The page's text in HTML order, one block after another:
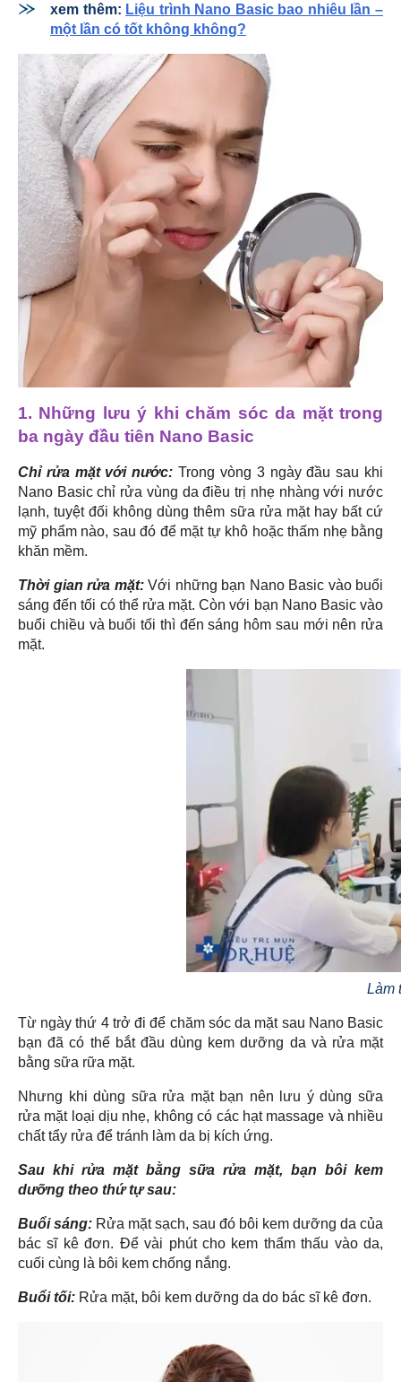
xem thêm: Liệu trình Nano Basic bao nhiêu lần –
một lần có tốt không không?
1. Những lưu ý khi chăm sóc da mặt trong
ba ngày đầu tiên Nano Basic
Chỉ rửa mặt với nước:Trong vòng 3 ngày đầu sau khi
Nano Basic chỉ rửa vùng da điều trị nhẹ nhàng với nước
lạnh, tuyệt đối không dùng thêm sữa rửa mặt hay bất cứ
mỹ phẩm nào, sau đó để mặt tự khô hoặc thấm nhẹ bằng
khăn mềm.
Thời gian rửa mặt:Với những bạn Nano Basic vào buổi
sáng đến tối có thể rửa mặt. Còn với bạn Nano Basic vào
buổi chiều và buổi tối thì đến sáng hôm sau mới nên rửa
mặt.
Làm
Từ ngày thứ 4 trở đi để chăm sóc da mặt sau Nano Basic
bạn đã có thể bắt đầu dùng kem dưỡng da và rửa mặt
bằng sữa rữa mặt.
Nhưng khi dùng sữa rửa mặt bạn nên lưu ý dùng sữa
rửa mặt loại dịu nhẹ, không có các hạt massage và nhiều
chất tẩy rửa để tránh làm da bị kích ứng.
Sau khi rửa mặt bằng sữa rửa mặt, bạn bôi kem
dưỡng theo thứ tự sau:
Buổi sáng: Rửa mặt sạch, sau đó bôi kem dưỡng da của
bác sĩ kê đơn. Để vài phút cho kem thẩm thấu vào da,
cuối cùng là bôi kem chống nắng.
Buổi tối: Rửa mặt, bôi kem dưỡng da do bác sĩ kê đơn.